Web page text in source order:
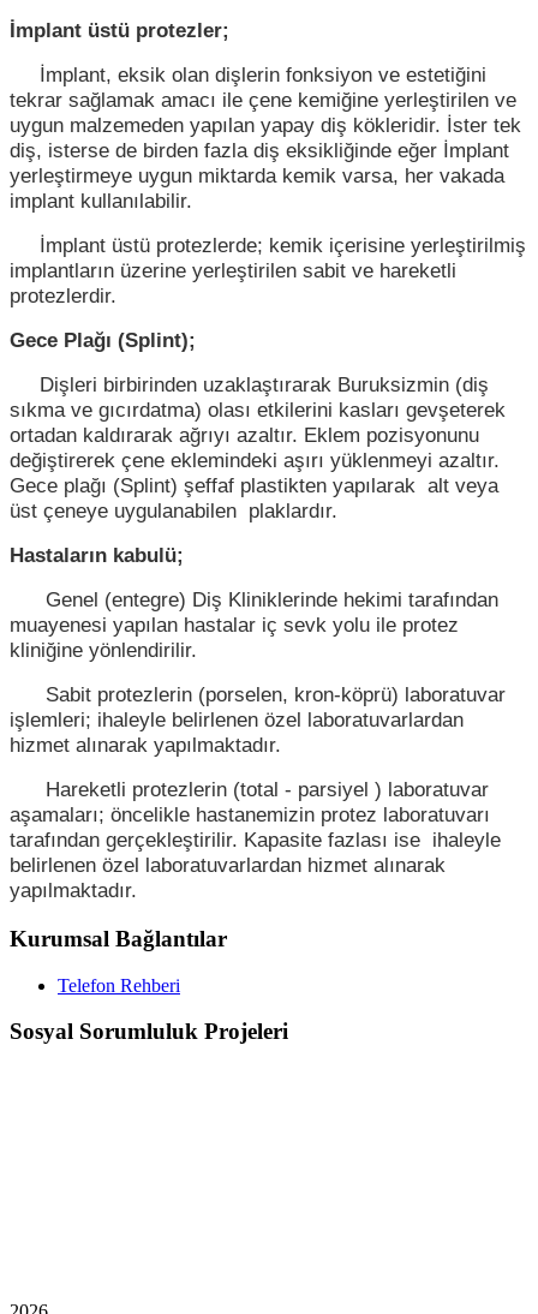
İmplant üstü protezler;
İmplant, eksik olan dişlerin fonksiyon ve estetiğini
tekrar sağlamak amacı ile çene kemiğine yerleştirilen ve
uygun malzemeden yapılan yapay diş kökleridir. İster tek
diş, isterse de birden fazla diş eksikliğinde eğer İmplant
yerleştirmeye uygun miktarda kemik varsa, her vakada
implant kullanılabilir.
İmplant üstü protezlerde; kemik içerisine yerleştirilmiş
implantların üzerine yerleştirilen sabit ve hareketli
protezlerdir.
Gece Plağı (Splint);
Dişleri birbirinden uzaklaştırarak Buruksizmin (diş
sıkma ve gıcırdatma) olası etkilerini kasları gevşeterek
ortadan kaldırarak ağrıyı azaltır. Eklem pozisyonunu
değiştirerek çene eklemindeki aşırı yüklenmeyi azaltır.
Gece plağı (Splint) şeffaf plastikten yapılarak alt veya
üst çeneye uygulanabilen plaklardır.
Hastaların kabulü;
Genel (entegre) Diş Kliniklerinde hekimi tarafından
muayenesi yapılan hastalar iç sevk yolu ile protez
kliniğine yönlendirilir.
Sabit protezlerin (porselen, kron-köprü) laboratuvar
işlemleri; ihaleyle belirlenen özel laboratuvarlardan
hizmet alınarak yapılmaktadır.
Hareketli protezlerin (total - parsiyel ) laboratuvar
aşamaları; öncelikle hastanemizin protez laboratuvarı
tarafından gerçekleştirilir. Kapasite fazlası ise ihaleyle
belirlenen özel laboratuvarlardan hizmet alınarak
yapılmaktadır.
Kurumsal Bağlantılar
Telefon Rehberi
Sosyal Sorumluluk Projeleri